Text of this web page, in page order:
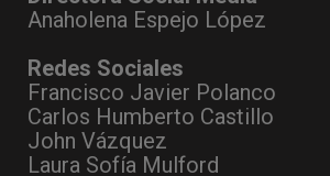
Anaholena Espejo López
Redes Sociales
Francisco Javier Polanco
Carlos Humberto Castillo
John Vázquez
Laura Sofía Mulford